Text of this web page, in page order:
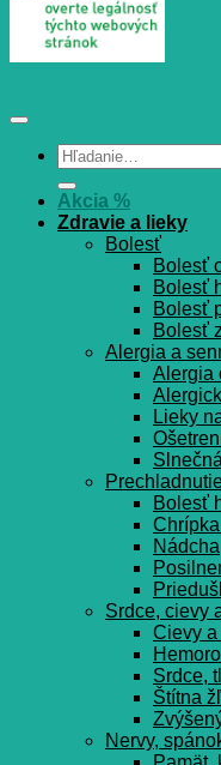
Hľadať:
Akcia %
Zdravie a lieky
Bolesť
Bolesť
Bolesť
Bolesť
Bolesť
Alergia a
Alergia
Lieky
Bolesť
Nádcha
Srdce, cievy
Cievy
Srdce,
Štítna
Nervy,